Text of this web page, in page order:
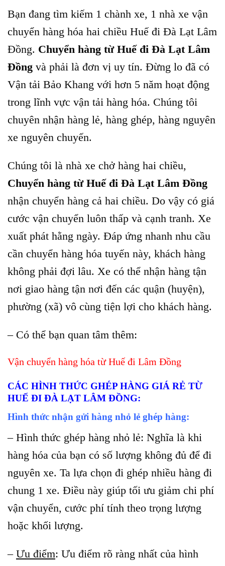
Bạn đang tìm kiếm 1 chành xe, 1 nhà xe vận
chuyển hàng hóa hai chiều Huế đi Đà Lạt Lâm
Đồng. Chuyển hàng từ Huế đi Đà Lạt Lâm
Đồng và phải là đơn vị uy tín. Đừng lo đã có
Vận tải Bảo Khang với hơn 5 năm hoạt động
trong lĩnh vực vận tải hàng hóa. Chúng tôi
chuyên nhận hàng lẻ, hàng ghép, hàng nguyên
xe nguyên chuyến.
Chúng tôi là nhà xe chở hàng hai chiều,
Chuyển hàng từ Huế đi Đà Lạt Lâm Đồng
nhận chuyển hàng cả hai chiều. Do vậy có giá
cước vận chuyển luôn thấp và cạnh tranh. Xe
xuất phát hằng ngày. Đáp ứng nhanh nhu cầu
cần chuyển hàng hóa tuyến này, khách hàng
không phải đợi lâu. Xe có thể nhận hàng tận
nơi giao hàng tận nơi đến các quận (huyện),
phường (xã) vô cùng tiện lợi cho khách hàng.
– Có thể bạn quan tâm thêm:
Vận chuyển hàng hóa từ Huế đi Lâm Đồng
CÁC HÌNH THỨC GHÉP HÀNG GIÁ RẺ TỪ
HUẾ ĐI ĐÀ LẠT LÂM ĐỒNG:
Hình thức nhận gửi hàng nhỏ lẻ ghép hàng:
– Hình thức ghép hàng nhỏ lẻ: Nghĩa là khi
hàng hóa của bạn có số lượng không đủ để đi
nguyên xe. Ta lựa chọn đi ghép nhiều hàng đi
chung 1 xe. Điều này giúp tối ưu giảm chi phí
vận chuyển, cước phí tính theo trọng lượng
hoặc khối lượng.
– Ưu điểm: Ưu điểm rõ ràng nhất của hình